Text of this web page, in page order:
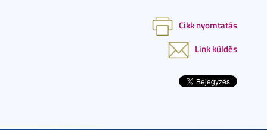
Cikk nyomtatás
Link küldés